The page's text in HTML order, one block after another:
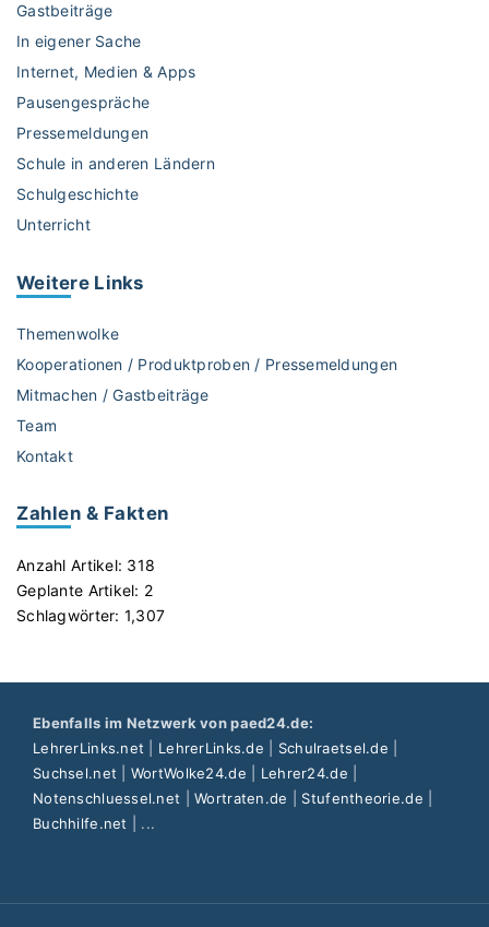
Gastbeiträge
In eigener Sache
Internet, Medien & Apps
Pausengespräche
Pressemeldungen
Schule in anderen Ländern
Schulgeschichte
Unterricht
Weitere Links
Themenwolke
Kooperationen / Produktproben / Pressemeldungen
Mitmachen / Gastbeiträge
Team
Kontakt
Zahlen & Fakten
Anzahl Artikel: 318
Geplante Artikel: 2
Schlagwörter: 1,307
Ebenfalls im Netzwerk von paed24.de:
LehrerLinks.net
LehrerLinks.de Schulraetsel.de
Suchsel.net
WortWolke24.de Lehrer24.de
Notenschluessel.net |Wortraten.de Stufentheorie.de
Buchhilfe.net
| ...